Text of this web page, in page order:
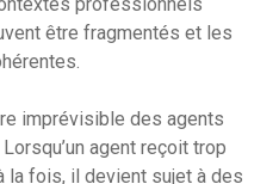
être fragmentés et les
imprévisible des agents
agent reçoit trop
la fois, il devient sujet à des